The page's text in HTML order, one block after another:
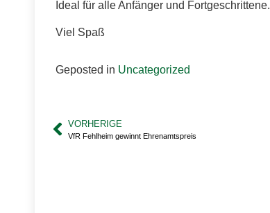
Ideal für alle Anfänger und Fortgeschrittene.
Viel Spaß
Geposted in Uncategorized
VORHERIGE
VfR Fehlheim gewinnt Ehrenamtspreis